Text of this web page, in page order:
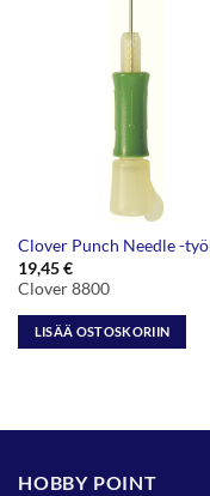
Clover Punch Needle -
19,45€
Clover 8800
LISÄÄ OSTOSKORIIN
HOBBY POINT